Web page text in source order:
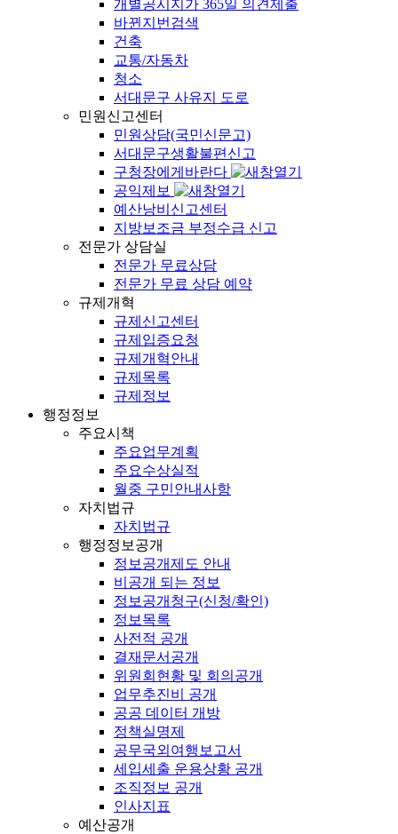
개별공시지가 365일 의견제출
바뀐지번검색
건축
교통/자동차
청소
서대문구 사유지 도로
민원신고센터
민원상담(국민신문고)
서대문구생활불편신고
구청장에게바란다
공익제보
예산낭비신고센터
지방보조금 부정수급 신고
전문가 상담실
전문가 무료상담
전문가 무료 상담 예약
규제개혁
규제신고센터
규제입증요청
규제개혁안내
규제목록
규제정보
행정정보
주요시책
주요업무계획
주요수상실적
월중 구민안내사항
자치법규
자치법규
행정정보공개
정보공개제도 안내
비공개 되는 정보
정보공개청구(신청/확인)
정보목록
사전적 공개
결재문서공개
위원회현황 및 회의공개
업무추진비 공개
공공 데이터 개방
정책실명제
공무국외여행보고서
세입세출 운용상황 공개
조직정보 공개
인사지표
예산공개